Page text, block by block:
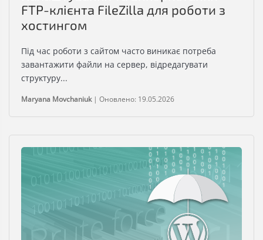
FTP-клієнта FileZilla для роботи з
хостингом
Під час роботи з сайтом часто виникає потреба
завантажити файли на сервер, відредагувати
структуру...
Maryana Movchaniuk| Оновлено: 19.05.2026